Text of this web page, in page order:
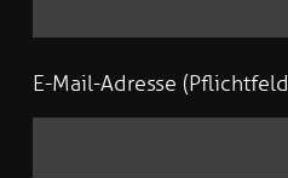
E-Mail-Adresse